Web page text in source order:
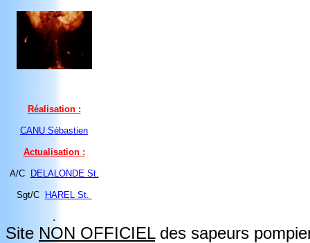
Réalisation :
CANU Sébastien
Actualisation :
A/C DELALONDE St.
Sgt/C HAREL St.
.
Site NON OFFICIELdes sapeurs